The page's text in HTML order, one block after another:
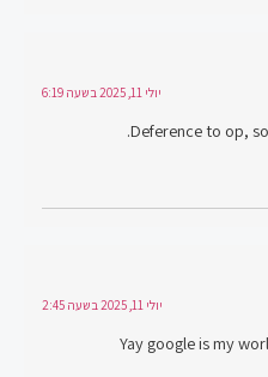
יולי 11, 2025 בשעה 6:19
Deference to op,
יולי 11, 2025 בשעה 2:45
Yay google is my